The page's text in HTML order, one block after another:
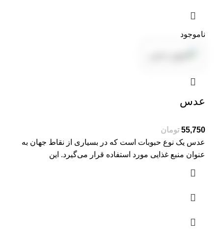
ناموجود
عدس
تومان
عدس یک نوع حبوبات است که در بسیاری از نقاط جهان به
عنوان منبع غذایی مورد استفاده قرار می‌گیرد. این